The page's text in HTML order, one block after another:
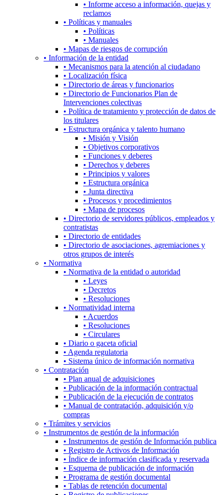
• Informe acceso a información, quejas y
reclamos
• Políticas y manuales
• Políticas
• Manuales
• Mapas de riesgos de corrupción
• Información de la entidad
• Mecanismos para la atención al ciudadano
• Localización física
• Directorio de áreas y funcionarios
• Directorio de Funcionarios Plan de
Intervenciones colectivas
• Política de tratamiento y protección de datos de
los titulares
• Estructura orgánica y talento humano
• Misión y Visión
• Objetivos corporativos
• Funciones y deberes
• Derechos y deberes
• Principios y valores
• Estructura orgánica
• Junta directiva
• Procesos y procedimientos
• Mapa de procesos
• Directorio de servidores públicos, empleados y
contratistas
• Directorio de entidades
• Directorio de asociaciones, agremiaciones y
otros grupos de interés
• Normativa
• Normativa de la entidad o autoridad
• Leyes
• Decretos
• Resoluciones
• Normatividad interna
• Acuerdos
• Resoluciones
• Circulares
• Diario o gaceta oficial
• Agenda regulatoria
• Sistema único de información normativa
• Contratación
• Plan anual de adquisiciones
• Publicación de la información contractual
• Publicación de la ejecución de contratos
• Manual de contratación, adquisición y/o
compras
• Trámites y servicios
• Instrumentos de gestión de la información
• Instrumentos de gestión de Información publica
• Registro de Activos de Información
• Índice de información clasificada y reservada
• Esquema de publicación de información
• Programa de gestión documental
• Tablas de retención documental